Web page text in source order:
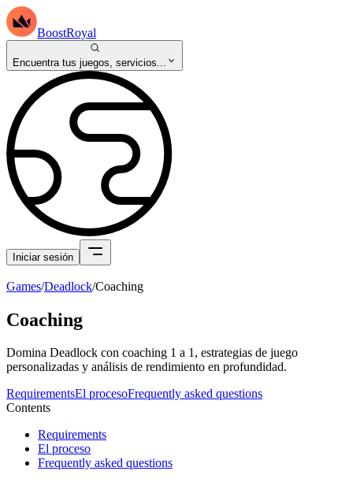
BoostRoyal
Encuentra tus juegos, servicios...
Iniciar sesión
Games/Deadlock/Coaching
Coaching
Domina Deadlock con coaching 1 a 1, estrategias de juego
personalizadas y análisis de rendimiento en profundidad.
RequirementsEl procesoFrequently asked questions
Contents
Requirements
El proceso
Frequently asked questions